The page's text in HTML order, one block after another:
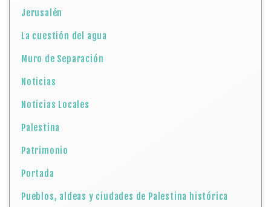
Jerusalén
La cuestión del agua
Muro de Separación
Noticias
Noticias Locales
Palestina
Patrimonio
Portada
Pueblos, aldeas y ciudades de Palestina histórica